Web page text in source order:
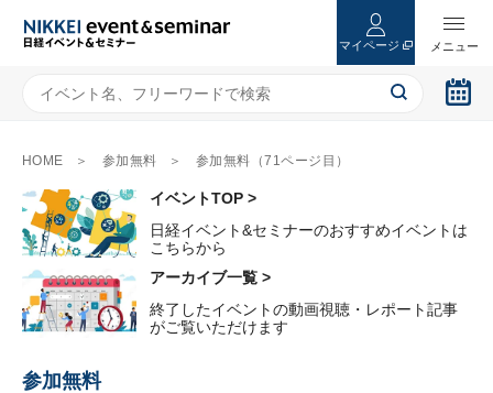
マイページ
HOME 参加無料 参加無料（71ページ目）
イベントTOP >
日経イベント&セミナーのおすすめイベントは
こちらから
アーカイブ一覧 >
終了したイベントの動画視聴・レポート記事
がご覧いただけます
参加無料